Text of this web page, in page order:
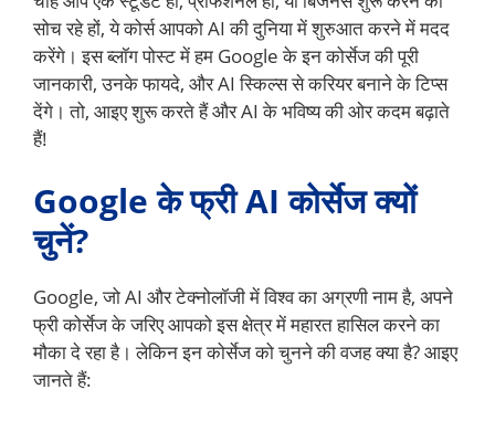
सोच रहे हों, ये कोर्स आपको AI की दुनिया में शुरुआत करने में मदद
करेंगे। इस ब्लॉग पोस्ट में हम Google के इन कोर्सेज की पूरी
जानकारी, उनके फायदे, और AI स्किल्स से करियर बनाने के टिप्स
देंगे। तो, आइए शुरू करते हैं और AI के भविष्य की ओर कदम बढ़ाते
हैं!
Google के फ्री AI कोर्सेज क्यों
चुनें?
Google, जो AI और टेक्नोलॉजी में विश्व का अग्रणी नाम है, अपने
फ्री कोर्सेज के जरिए आपको इस क्षेत्र में महारत हासिल करने का
मौका दे रहा है। लेकिन इन कोर्सेज को चुनने की वजह क्या है? आइए
जानते हैं: